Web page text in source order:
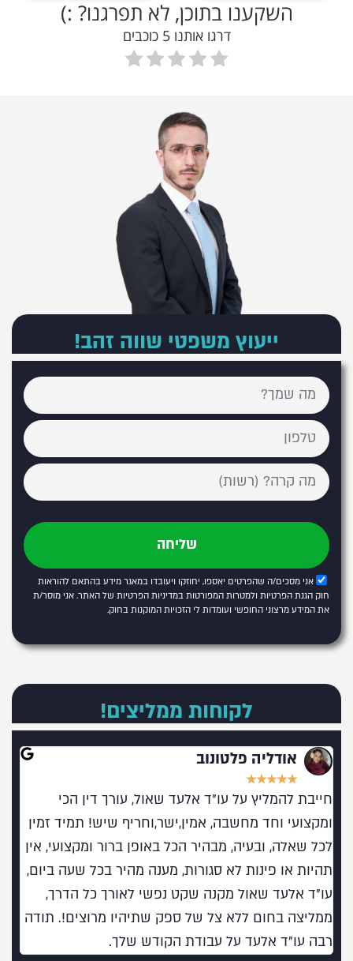
השקענו בתוכן, לא תפרגנו? :)
דרגו אותנו 5 כוכבים
ייעוץ משפטי שווה זהב!
אני מסכים/ה שהפרטים יאספו, יחוזקו ויעובדו במאגר מידע בהתאם להוראות
חוק הגנת הפרטיות ולמטרות המפורטות במדיניות הפרטיות של האתר. אני מוסר/ת
את המידע מרצוני החופשי ועומדות לי הזכויות המוקנות בחוק.
שליחה
לקוחות ממליצים!
אודליה פלטונוב
★
★
★
★
★
חייבת להמליץ על עו"ד אלעד שאול, עורך דין הכי
ומקצועי וחד מחשבה, אמין,ישר,וחריף שיש! תמיד זמין
לכל שאלה, ובעיה, מבהיר הכל באופן ברור ומקצועי, אין
תהיות או פינות לא סגורות, מענה מהיר בכל שעה ביום,
עו"ד אלעד שאול מקנה שקט נפשי לאורך כל הדרך,
ממליצה בחום ללא צל של ספק שתיהיו מרוצים!. תודה
רבה עו"ד אלעד על עבודת הקודש שלך.